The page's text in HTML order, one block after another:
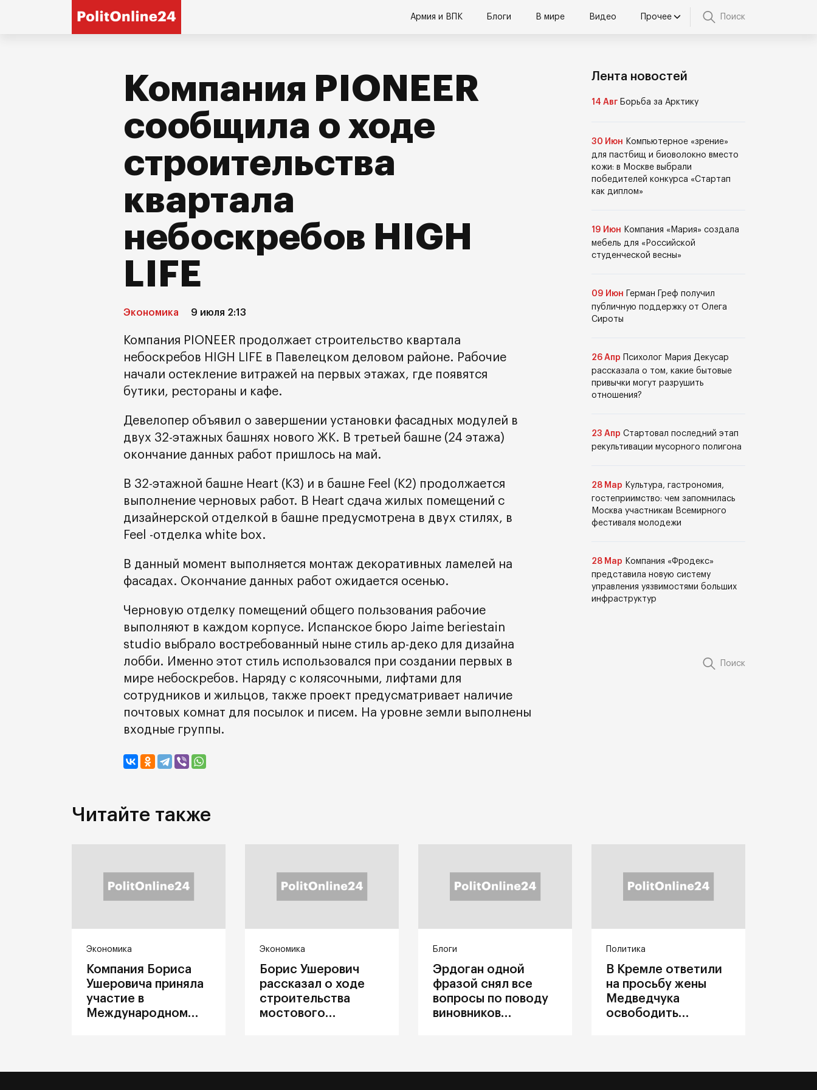
Армия и ВПК Блоги В мире Видео Прочее Поиск
Компания PIONEER
сообщила о ходе
строительства
квартала
небоскребов HIGH
LIFE
Экономика 9 июля 2:13
Компания PIONEER продолжает строительство квартала
небоскребов HIGH LIFE в Павелецком деловом районе. Рабочие
начали остекление витражей на первых этажах, где появятся
бутики, рестораны и кафе.
Девелопер объявил о завершении установки фасадных модулей в
двух 32-этажных башнях нового ЖК. В третьей башне (24 этажа)
окончание данных работ пришлось на май.
В 32-этажной башне Heart (К3) и в башне Feel (К2) продолжается
выполнение черновых работ. В Heart сдача жилых помещений с
дизайнерской отделкой в башне предусмотрена в двух стилях, в
Feel -отделка white box.
В данный момент выполняется монтаж декоративных ламелей на
фасадах. Окончание данных работ ожидается осенью.
Черновую отделку помещений общего пользования рабочие
выполняют в каждом корпусе. Испанское бюро Jaime beriestain
studio выбрало востребованный ныне стиль ар-деко для дизайна
лобби. Именно этот стиль использовался при создании первых в
мире небоскребов. Наряду с колясочными, лифтами для
сотрудников и жильцов, также проект предусматривает наличие
почтовых комнат для посылок и писем. На уровне земли выполнены
входные группы.
Лента новостей
14 Авг Борьба за Арктику
30 Июн Компьютерное «зрение»
для пастбищ и биоволокно вместо
кожи: в Москве выбрали
победителей конкурса «Стартап
как диплом»
19 Июн Компания «Мария» создала
мебель для «Российской
студенческой весны»
09 Июн
Герман Греф получил
публичную поддержку от Олега
Сироты
26 Апр
Психолог Мария Декусар
рассказала о том, какие бытовые
привычки могут разрушить
отношения?
23 Апр Стартовал последний этап
рекультивации мусорного полигона
28 Мар Культура, гастрономия,
гостеприимство: чем запомнилась
Москва участникам Всемирного
фестиваля молодежи
28 Мар Компания «Фродекс»
представила новую систему
управления уязвимостями больших
инфраструктур
Поиск
Читайте также
Экономика
Компания Бориса
Ушеровича приняла
участие в
Международном
Экономика
Борис Ушерович
рассказал о ходе
строительства
мостового
Блоги
Эрдоган одной
фразой снял все
вопросы по поводу
виновников
Политика
В Кремле ответили
на просьбу жены
Медведчука
освободить